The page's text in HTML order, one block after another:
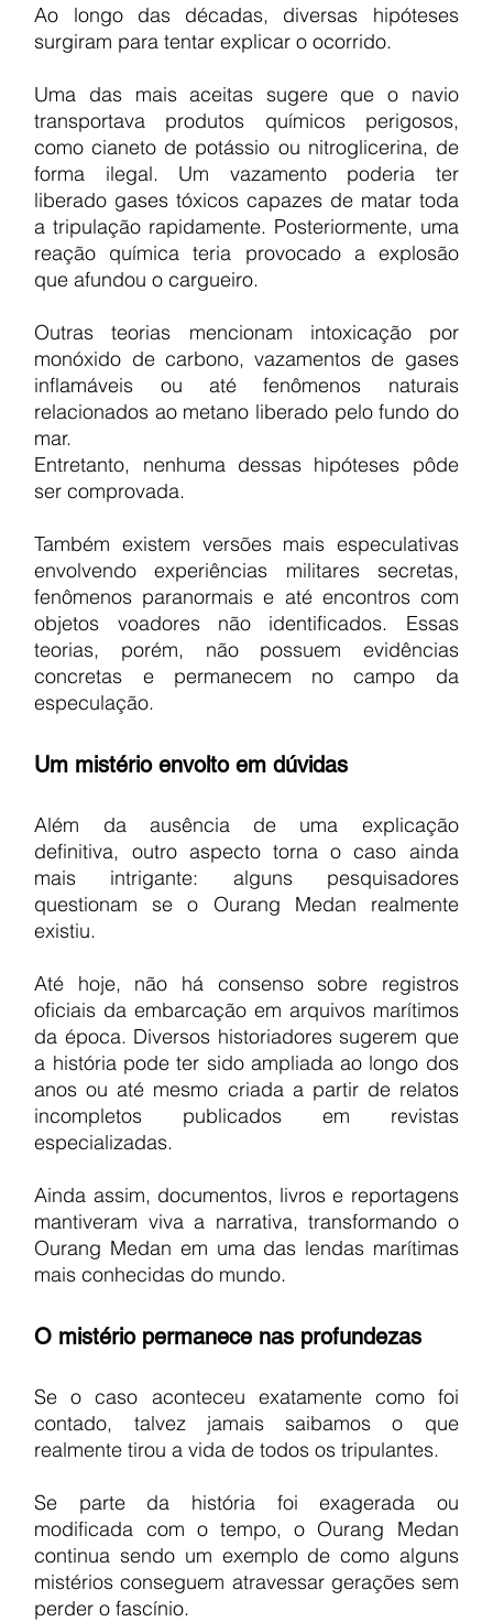
Ao longo das décadas, diversas hipóteses
surgiram para tentar explicar o ocorrido.
Uma das mais aceitas sugere que o navio
transportava produtos químicos perigosos,
como cianeto de potássio ou nitroglicerina, de
forma ilegal. Um vazamento poderia ter
liberado gases tóxicos capazes de matar toda
a tripulação rapidamente. Posteriormente, uma
reação química teria provocado a explosão
que afundou o cargueiro.
Outras teorias mencionam intoxicação por
monóxido de carbono, vazamentos de gases
inflamáveis ou até fenômenos naturais
relacionados ao metano liberado pelo fundo do
mar.
Entretanto, nenhuma dessas hipóteses pôde
ser comprovada.
Também existem versões mais especulativas
envolvendo experiências militares secretas,
fenômenos paranormais e até encontros com
objetos voadores não identificados. Essas
teorias, porém, não possuem evidências
concretas e permanecem no campo da
especulação.
Um mistério envolto em dúvidas
Além da ausência de uma explicação
definitiva, outro aspecto torna o caso ainda
mais intrigante: alguns pesquisadores
questionam se o Ourang Medan realmente
existiu.
Até hoje, não há consenso sobre registros
oficiais da embarcação em arquivos marítimos
da época. Diversos historiadores sugerem que
a história pode ter sido ampliada ao longo dos
anos ou até mesmo criada a partir de relatos
incompletos publicados em revistas
especializadas.
Ainda assim, documentos, livros e reportagens
mantiveram viva a narrativa, transformando o
Ourang Medan em uma das lendas marítimas
mais conhecidas do mundo.
O mistério permanece nas profundezas
Se o caso aconteceu exatamente como foi
contado, talvez jamais saibamos o que
realmente tirou a vida de todos os tripulantes.
Se parte da história foi exagerada ou
modificada com o tempo, o Ourang Medan
continua sendo um exemplo de como alguns
mistérios conseguem atravessar gerações sem
perder o fascínio.